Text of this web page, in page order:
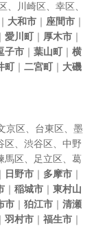
川崎区 幸区
｜ 大和市 ｜ 座間市 ｜
｜ 愛川町｜ 厚木市 ｜
子市 ｜ 葉山町｜ 横
町｜ 二宮町｜ 大磯
京区 台東区
墨
区 渋谷区
中野
馬区 足立区
葛
｜ 日野市 ｜ 多摩市 ｜
｜ 稲城市 ｜ 東村山
市 ｜ 狛江市 ｜ 清瀬
羽村市 ｜ 福生市 ｜